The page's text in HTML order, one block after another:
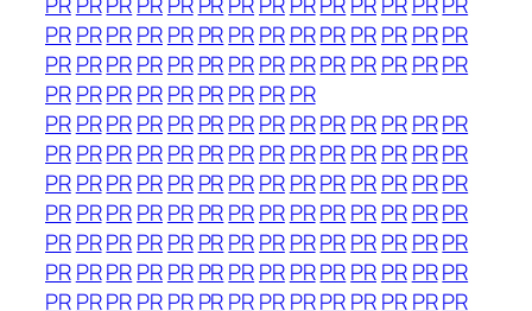
PRPRPRPRPR PRPRPRPRPRPRPR PRPR
PRPRPRPRPR PRPRPRPRPRPRPR PRPR
PRPRPRPRPR PRPRPRPR
PRPRPRPRPR PRPRPRPRPRPRPR PRPR
PRPRPRPRPR PRPRPRPRPRPRPR PRPR
PRPRPRPRPR PRPRPRPRPRPRPR PRPR
PRPRPRPRPR PRPRPRPRPRPRPR PRPR
PRPRPRPRPR PRPRPRPRPRPRPR PRPR
PRPRPRPRPR PRPRPRPRPRPRPR PRPR
PRPRPRPRPR PRPRPRPRPRPRPR PRPR